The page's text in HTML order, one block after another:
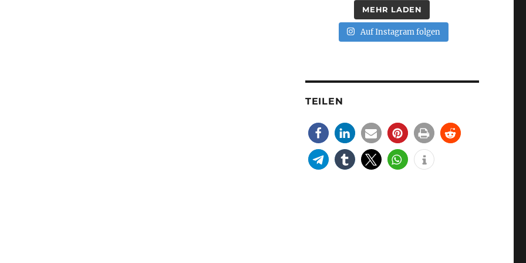
MEHR LADEN
Auf Instagram folgen
TEILEN